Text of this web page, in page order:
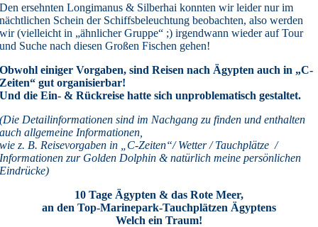
Den ersehnten Longimanus & Silberhai konnten wir leider nur im
nächtlichen Schein der Schiffsbeleuchtung beobachten, also werden
wir (vielleicht in „ähnlicher Gruppe“ ;) irgendwann wieder auf Tour
und Suche nach diesen Großen Fischen gehen!
Obwohl einiger Vorgaben, sind Reisen nach Ägypten auch in „C-
Zeiten“ gut organisierbar!
Und die Ein- & Rückreise hatte sich unproblematisch gestaltet.
(Die Detailinformationen sind im Nachgang zu finden und enthalten
auch allgemeine Informationen,
wie z. B. Reisevorgaben in „C-Zeiten“/ Wetter / Tauchplätze /
Informationen zur Golden Dolphin & natürlich meine persönlichen
Eindrücke)
10 Tage Ägypten & das Rote Meer,
an den Top-Marinepark-Tauchplätzen Ägyptens
Welch ein Traum!